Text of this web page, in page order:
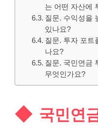
는 어떤 자산에
질문. 수익성을
있나요?
질문. 투자 포트
나요?
질문. 국민연금
무엇인가요?
국민연